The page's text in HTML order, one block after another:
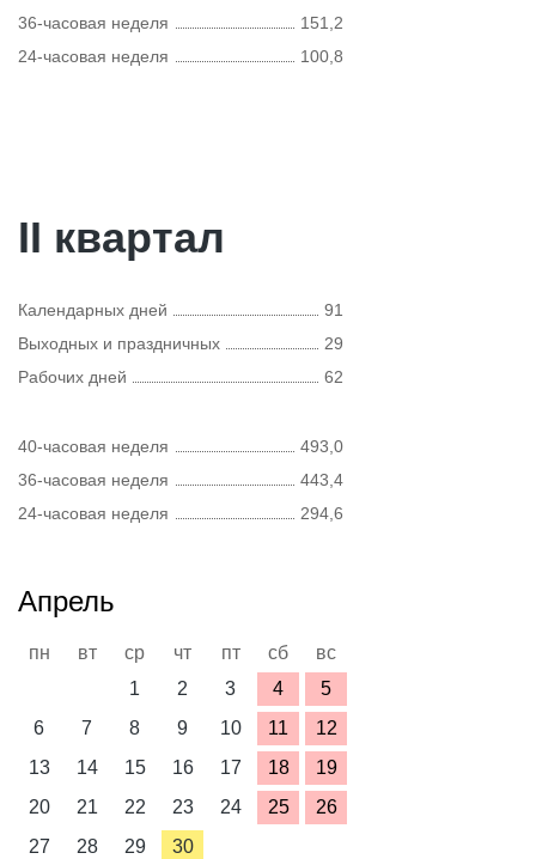
36-часовая неделя
151,2
24-часовая неделя
100,8
II квартал
Календарных дней
91
Выходных и праздничных
29
Рабочих дней
62
40-часовая неделя
493,0
36-часовая неделя
443,4
24-часовая неделя
294,6
Апрель
пн вт ср чт пт сб
вс
1
2 3 4
5
6
7 8 9 10 11
12
13
14 15 16 17 18
19
20
21 22 23 24 25
26
27
28 29 30